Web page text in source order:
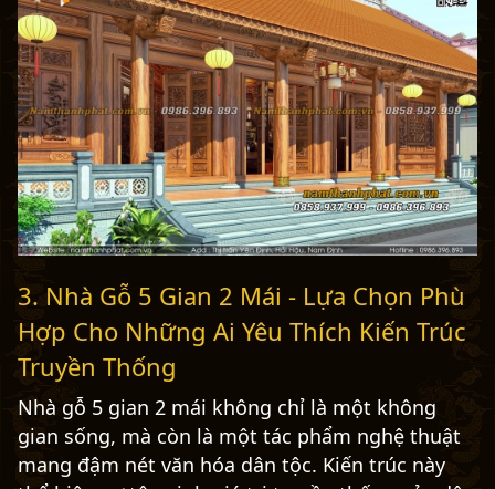
3. Nhà Gỗ 5 Gian 2 Mái - Lựa Chọn Phù
Hợp Cho Những Ai Yêu Thích Kiến Trúc
Truyền Thống
Nhà gỗ 5 gian 2 mái không chỉ là một không
gian sống, mà còn là một tác phẩm nghệ thuật
mang đậm nét văn hóa dân tộc. Kiến trúc này